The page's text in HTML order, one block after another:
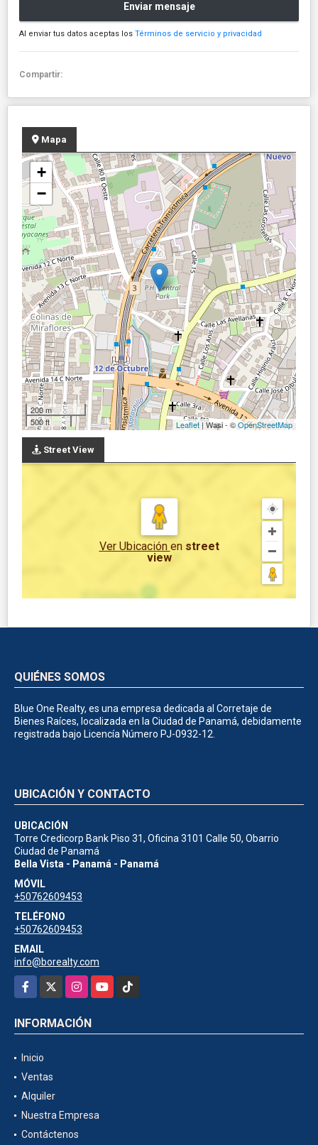
Enviar mensaje
Al enviar tus datos aceptas los Términos de servicio y privacidad
Compartir:
Mapa
+
−
200 m
500 ft
Leaflet| Wasi - ©OpenStreetMap
Street View
Ver Ubicación en street
view
QUIÉNES SOMOS
Blue One Realty, es una empresa dedicada al Corretaje de
Bienes Raíces, localizada en la Ciudad de Panamá, debidamente
registrada bajo Licencía Número PJ-0932-12.
UBICACIÓN Y CONTACTO
UBICACIÓN
Torre Credicorp Bank Piso 31, Oficina 3101 Calle 50, Obarrio
Ciudad de Panamá
Bella Vista - Panamá - Panamá
MÓVIL
+50762609453
TELÉFONO
+50762609453
EMAIL
info@borealty.com
Facebook
InstagramYouTubeTikTok
INFORMACIÓN
Inicio
Ventas
Alquiler
Nuestra Empresa
Contáctenos